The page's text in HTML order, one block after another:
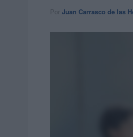
Por Juan Carrasco de las